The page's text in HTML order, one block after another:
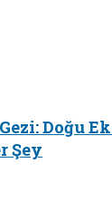
Doğu
Şey